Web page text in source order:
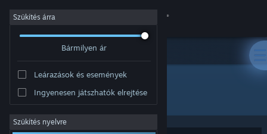
Bejelentkezés
Névjegy
Szűkítés árra
Bármilyen ár
Leárazások és események
Ingyenesen játszhatók elrejtése
Szűkítés nyelvre
Fejlesztő: Monstars Inc.